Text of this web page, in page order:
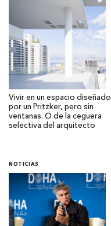
Vivir en un espacio diseñado
por un Pritzker, pero sin
ventanas. O de la ceguera
selectiva del arquitecto
NOTICIAS